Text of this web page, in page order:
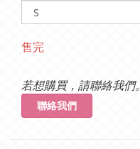
售完
若想購買，請聯絡我們。
聯絡我們